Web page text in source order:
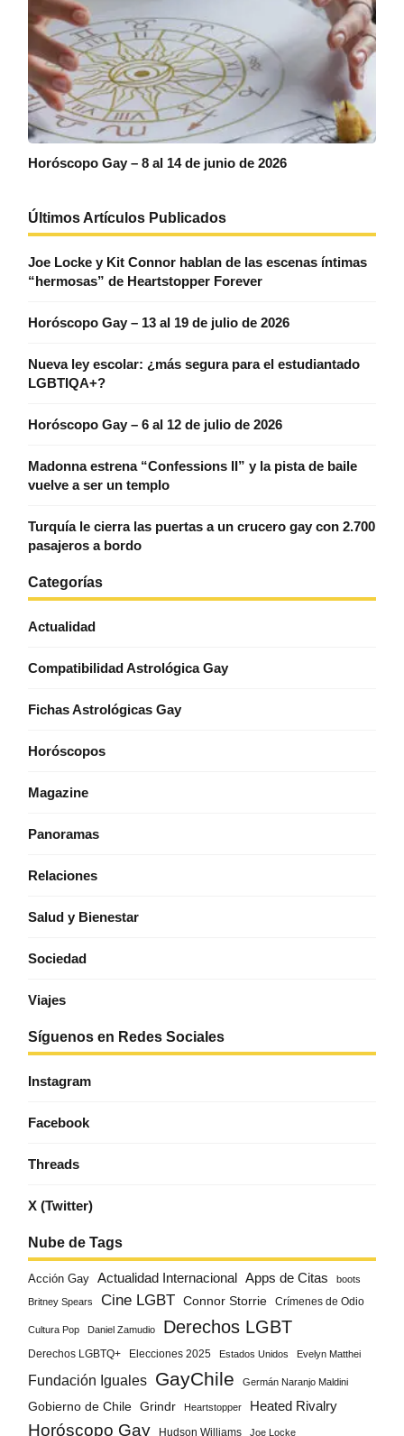
Horóscopo Gay – 8 al 14 de junio de 2026
Últimos Artículos Publicados
Joe Locke y Kit Connor hablan de las escenas íntimas
“hermosas” de Heartstopper Forever
Horóscopo Gay – 13 al 19 de julio de 2026
Nueva ley escolar: ¿más segura para el estudiantado
LGBTIQA+?
Horóscopo Gay – 6 al 12 de julio de 2026
Madonna estrena “Confessions II” y la pista de baile
vuelve a ser un templo
Turquía le cierra las puertas a un crucero gay con 2.700
pasajeros a bordo
Categorías
Actualidad
Compatibilidad Astrológica Gay
Fichas Astrológicas Gay
Horóscopos
Magazine
Panoramas
Relaciones
Salud y Bienestar
Sociedad
Viajes
Síguenos en Redes Sociales
Instagram
Facebook
Threads
X (Twitter)
Nube de Tags
Acción Gay Actualidad Internacional Apps de Citas boots
Britney Spears Cine LGBT Connor Storrie Crímenes de Odio
Cultura Pop Daniel Zamudio Derechos LGBT
Derechos LGBTQ+ Elecciones 2025 Estados Unidos Evelyn Matthei
Fundación Iguales GayChile Germán Naranjo Maldini
Gobierno de Chile Grindr Heartstopper Heated Rivalry
Horóscopo Gay Hudson Williams Joe Locke